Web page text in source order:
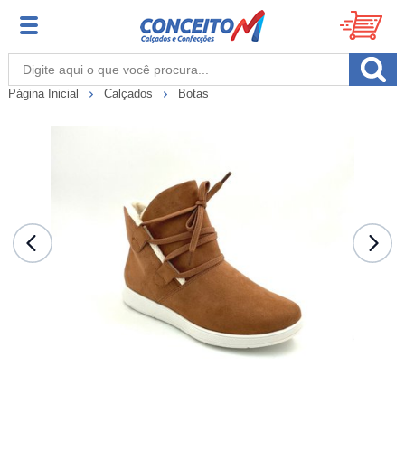
Página Inicial Calçados Botas